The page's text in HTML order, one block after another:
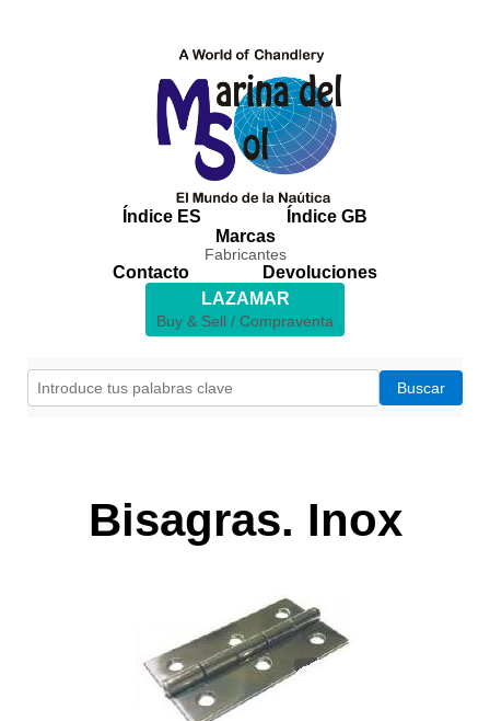
Índice ES
Índice GB
Marcas
Fabricantes
Contacto
Devoluciones
LAZAMAR
Buy & Sell / Compraventa
Bisagras. Inox